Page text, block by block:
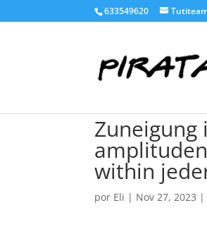
633549620
within
por Eli | Nov 27, 2023